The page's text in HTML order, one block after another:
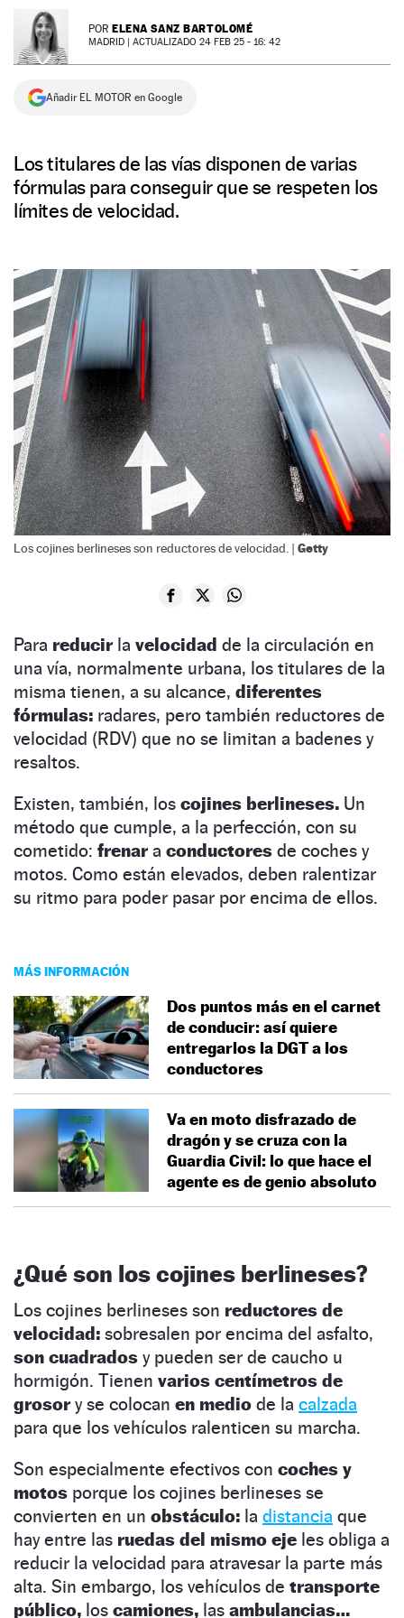
NEWSLETTER POR ELENA SANZ BARTOLOMÉ
MADRID | ACTUALIZADO 24 FEB 25 - 16: 42
Añadir EL MOTOR en Google
Los titulares de las vías disponen de varias
fórmulas para conseguir que se respeten los
límites de velocidad.
Los cojines berlineses son reductores de velocidad. | Getty
Para reducir la velocidad de la circulación en
una vía, normalmente urbana, los titulares de la
misma tienen, a su alcance, diferentes
fórmulas: radares, pero también reductores de
velocidad (RDV) que no se limitan a badenes y
resaltos.
Existen, también, los cojines berlineses. Un
método que cumple, a la perfección, con su
cometido: frenara conductores de coches y
motos. Como están elevados, deben ralentizar
su ritmo para poder pasar por encima de ellos.
MÁS INFORMACIÓN
Dos puntos más en el carnet
de conducir: así quiere
entregarlos la DGT a los
conductores
Va en moto disfrazado de
dragón y se cruza con la
Guardia Civil: lo que hace el
agente es de genio absoluto
¿Qué son los cojines berlineses?
Los cojines berlineses son reductores de
velocidad: sobresalen por encima del asfalto,
son cuadrados y pueden ser de caucho u
hormigón. Tienen varios centímetros de
grosory se colocan en medio de la calzada
para que los vehículos ralenticen su marcha.
Son especialmente efectivos con coches y
motos porque los cojines berlineses se
convierten en un obstáculo: la distancia que
hay entre las ruedas del mismo eje les obliga a
reducir la velocidad para atravesar la parte más
alta. Sin embargo, los vehículos de transporte
público, los camiones, las ambulancias…